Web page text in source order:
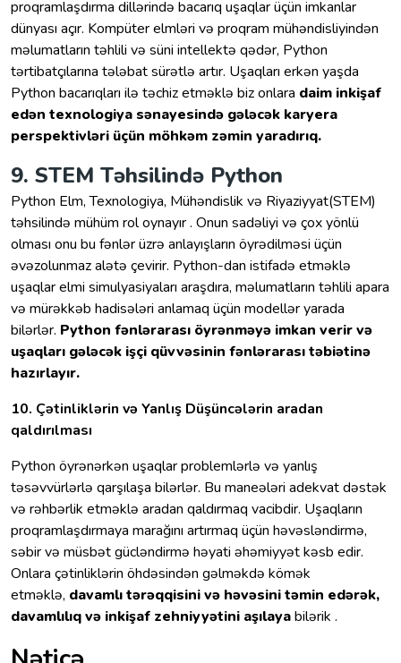
proqramlaşdırma dillərində bacarıq uşaqlar üçün imkanlar
dünyası açır. Kompüter elmləri və proqram mühəndisliyindən
məlumatların təhlili və süni intellektə qədər, Python
tərtibatçılarına tələbat sürətlə artır. Uşaqları erkən yaşda
Python bacarıqları ilə təchiz etməklə biz onlara daim inkişaf
edən texnologiya sənayesində gələcək karyera
perspektivləri üçün möhkəm zəmin yaradırıq.
9. STEM Təhsilində Python
Python Elm, Texnologiya, Mühəndislik və Riyaziyyat(STEM)
təhsilində mühüm rol oynayır . Onun sadəliyi və çox yönlü
olması onu bu fənlər üzrə anlayışların öyrədilməsi üçün
əvəzolunmaz alətə çevirir. Python-dan istifadə etməklə
uşaqlar elmi simulyasiyaları araşdıra, məlumatların təhlili apara
və mürəkkəb hadisələri anlamaq üçün modellər yarada
bilərlər. Python fənlərarası öyrənməyə imkan verir və
uşaqları gələcək işçi qüvvəsinin fənlərarası təbiətinə
hazırlayır.
10. Çətinliklərin və Yanlış Düşüncələrin aradan
qaldırılması
Python öyrənərkən uşaqlar problemlərlə və yanlış
təsəvvürlərlə qarşılaşa bilərlər. Bu maneələri adekvat dəstək
və rəhbərlik etməklə aradan qaldırmaq vacibdir. Uşaqların
proqramlaşdırmaya marağını artırmaq üçün həvəsləndirmə,
səbir və müsbət gücləndirmə həyati əhəmiyyət kəsb edir.
Onlara çətinliklərin öhdəsindən gəlməkdə kömək
etməklə, davamlı tərəqqisini və həvəsini təmin edərək,
davamlılıq və inkişaf zehniyyətini aşılayabilərik .